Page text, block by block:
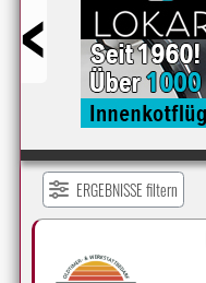
ERGEBNISSE filtern